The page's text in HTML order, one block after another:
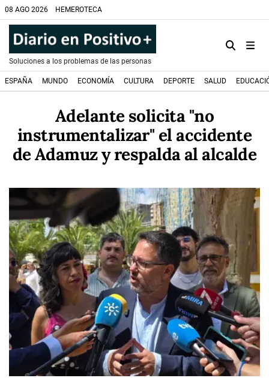
08 AGO 2026 HEMEROTECA
Soluciones a los problemas de las personas
ESPAÑA MUNDO ECONOMÍA CULTURA DEPORTE SALUD
Adelante solicita "no
instrumentalizar" el accidente
de Adamuz y respalda al alcalde